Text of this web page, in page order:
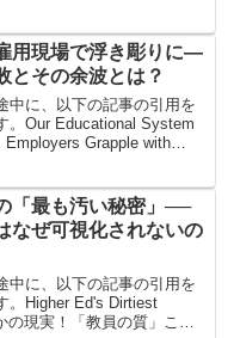
的な美しさの...
用現場で浮き彫りに―
とその余波とは？
中に、以下の記事の引用を
。Our Educational System
Employers Grapple with
「最も汚い秘密」──
なぜ可視化されないの
中に、以下の記事の引用を
。Higher Ed's Dirtiest
の現実！「教員の質」こそ